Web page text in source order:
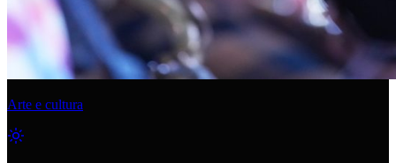
Arte e cultura